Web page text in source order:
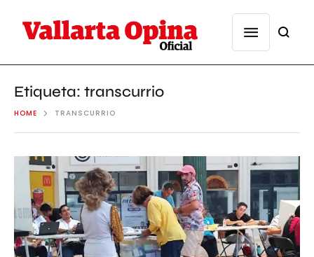
Etiqueta: transcurrio
HOME TRANSCURRIO